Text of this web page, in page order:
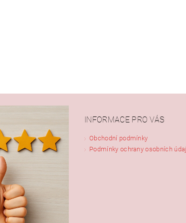
INFORMACE PRO VÁS
Obchodní podmínky
Podmínky ochrany osobních